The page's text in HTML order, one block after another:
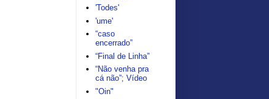
'Todes'
'ume'
“caso
encerrado”
“Final de Linha”
“Não venha pra
cá não”; Vídeo
"Oin"